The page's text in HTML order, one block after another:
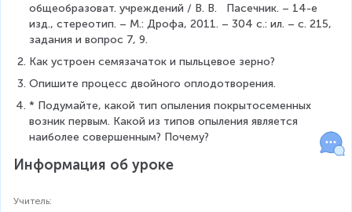
общеобразоват. учреждений / В. В.   Пасечник. – 14-е
изд., стереотип. – М.: Дрофа, 2011. – 304 с.: ил. – с. 215,
задания и вопрос 7, 9.
Как устроен семязачаток и пыльцевое зерно?
Опишите процесс двойного оплодотворения.
* Подумайте, какой тип опыления покрытосеменных
возник первым. Какой из типов опыления является
наиболее совершенным? Почему?
Информация об уроке
Учитель: